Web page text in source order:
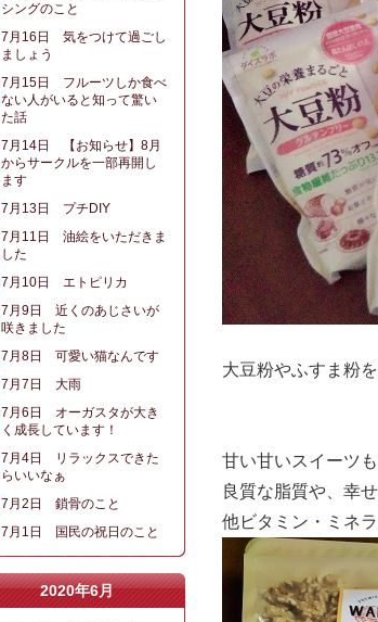
大豆粉やふすま粉
甘い甘いスイーツ
良質な脂質や、幸
他ビタミン・ミネ
シングのこと
7月16日 気をつけて過ごし
ましょう
7月15日 フルーツしか食べ
ない人がいると知って驚い
た話
7月14日 【お知らせ】8月
からサークルを一部再開し
ます
7月13日 プチDIY
7月11日 油絵をいただきま
した
7月10日 エトピリカ
7月9日 近くのあじさいが
咲きました
7月8日 可愛い猫なんです
7月7日 大雨
7月6日 オーガスタが大き
く成長しています！
7月4日 リラックスできた
らいいなぁ
7月2日 鎖骨のこと
7月1日 国民の祝日のこと
2020年6月